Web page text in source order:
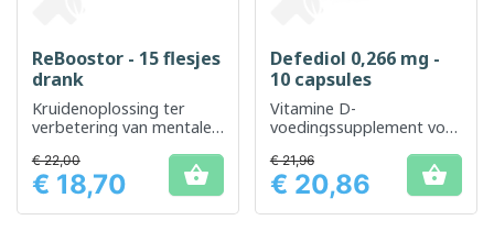
ReBoostor - 15 flesjes
drank
Kruidenoplossing ter
verbetering van mentale
Prijs
€ 22,00
€ 18,70 
Defediol 0,266 mg -
10 capsules
Vitamine D-
voedingssupplement voor
goede botgezondheid
Prijs
€ 21,96
€ 20,86 